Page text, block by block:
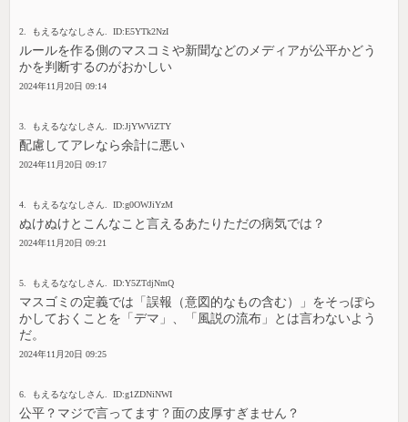
2. もえるななしさん. ID:E5YTk2NzI
ルールを作る側のマスコミや新聞などのメディアが公平かどう
かを判断するのがおかしい
2024年11月20日 09:14
3. もえるななしさん. ID:JjYWViZTY
配慮してアレなら余計に悪い
2024年11月20日 09:17
4. もえるななしさん. ID:g0OWJiYzM
ぬけぬけとこんなこと言えるあたりただの病気では？
2024年11月20日 09:21
5. もえるななしさん. ID:Y5ZTdjNmQ
マスゴミの定義では「誤報（意図的なもの含む）」をそっぽら
かしておくことを「デマ」、「風説の流布」とは言わないよう
だ。
2024年11月20日 09:25
6. もえるななしさん. ID:g1ZDNiNWI
公平？マジで言ってます？面の皮厚すぎません？